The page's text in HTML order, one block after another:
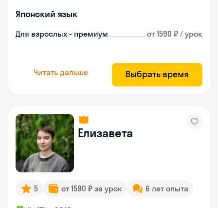
Японский язык
Для взрослых - премиум от 1590 ₽ / урок
Читать дальше Выбрать время
Елизавета
5 от 1590 ₽ за урок 6 лет опыта